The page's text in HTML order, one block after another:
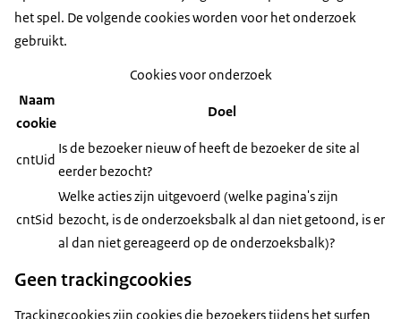
het spel. De volgende cookies worden voor het onderzoek
gebruikt.
Naam
cookie
Doel
Cookies voor onderzoek
cntUid
Is de bezoeker nieuw of heeft de bezoeker de site al
eerder bezocht?
cntSid
Welke acties zijn uitgevoerd (welke pagina's zijn
bezocht, is de onderzoeksbalk al dan niet getoond, is er
al dan niet gereageerd op de onderzoeksbalk)?
Geen trackingcookies
Trackingcookies zijn cookies die bezoekers tijdens het surfen